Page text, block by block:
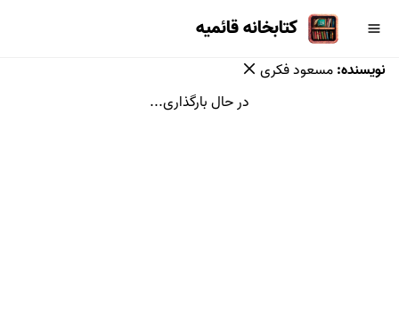
کتابخانه قائمیه
نویسنده:مسعود فکری
در حال بارگذاری...